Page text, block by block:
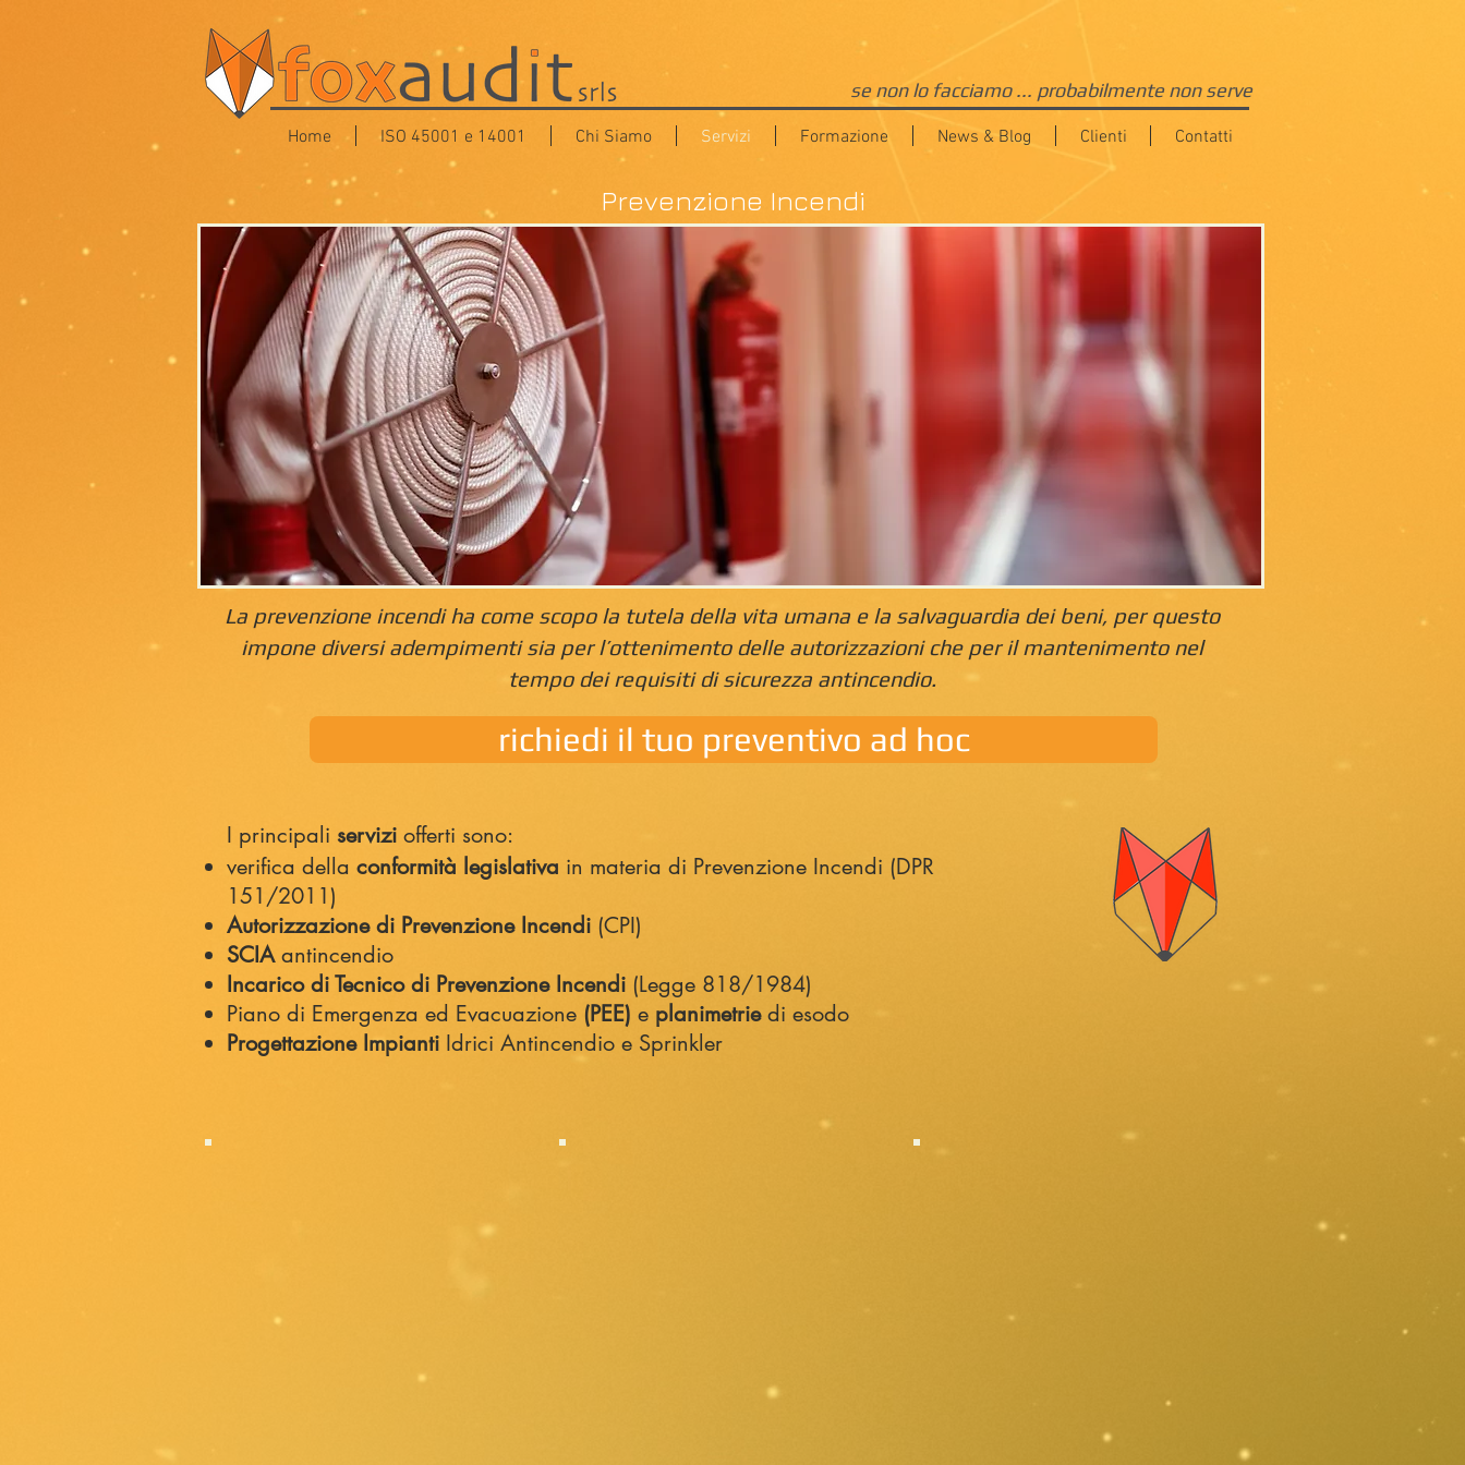
se non lo facciamo ... probabilmente non serve
Home ISO 45001 e 14001 Chi Siamo Servizi Formazione News & Blog Clienti Contatti
Prevenzione Incendi
La prevenzione incendi ha come scopo la tutela della vita umana e la salvaguardia dei beni, per questo
impone diversi adempimenti sia per l’ottenimento delle autorizzazioni che per il mantenimento nel
tempo dei requisiti di sicurezza antincendio.
richiedi il tuo preventivo ad hoc
I principali servizi offerti sono:
verifica della conformità legislativa in materia di Prevenzione Incendi (DPR
151/2011)
Autorizzazione di Prevenzione Incendi (CPI)
SCIAantincendio
Incarico di Tecnico di Prevenzione Incendi (Legge 818/1984)
Piano di Emergenza ed Evacuazione (PEE) e planimetriedi esodo
Progettazione Impianti Idrici Antincendio e Sprinkler